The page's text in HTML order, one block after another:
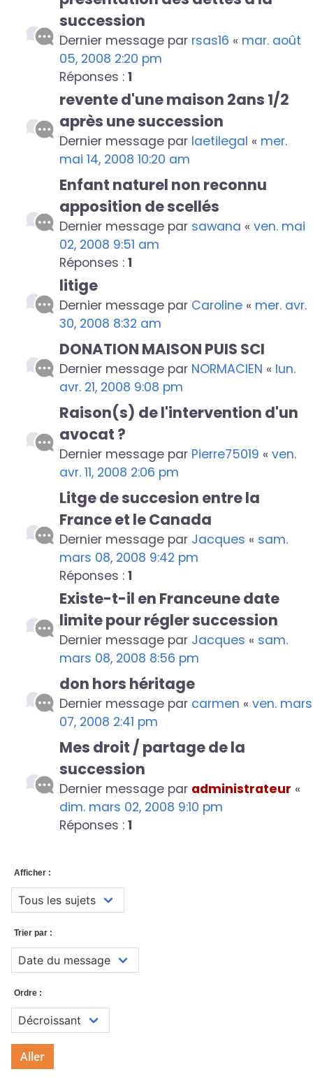
succession
Dernier message par rsas16 « mar. août
05, 2008 2:20 pm
Réponses : 1
revente d'une maison 2ans 1/2
après une succession
Dernier message par laetilegal « mer.
mai 14, 2008 10:20 am
Enfant naturel non reconnu
apposition de scellés
Dernier message par sawana « ven. mai
02, 2008 9:51 am
Réponses : 1
litige
Dernier message par Caroline « mer. avr.
30, 2008 8:32 am
DONATION MAISON PUIS SCI
Dernier message par NORMACIEN « lun.
avr. 21, 2008 9:08 pm
Raison(s) de l'intervention d'un
avocat ?
Dernier message par Pierre75019 « ven.
avr. 11, 2008 2:06 pm
Litge de succesion entre la
France et le Canada
Dernier message par Jacques « sam.
mars 08, 2008 9:42 pm
Réponses : 1
Existe-t-il en Franceune date
limite pour régler succession
Dernier message par Jacques « sam.
mars 08, 2008 8:56 pm
don hors héritage
Dernier message par carmen « ven. mars
07, 2008 2:41 pm
Mes droit / partage de la
succession
Dernier message par administrateur «
dim. mars 02, 2008 9:10 pm
Réponses : 1
Afficher :
Trier par :
Ordre :
Aller